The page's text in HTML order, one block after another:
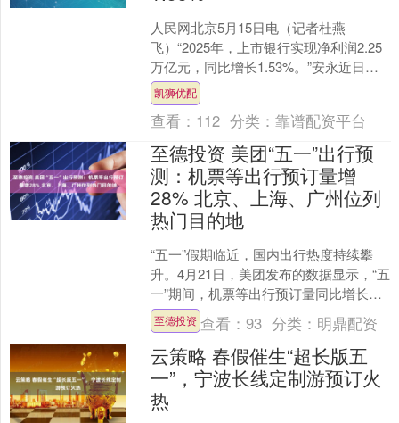
人民网北京5月15日电（记者杜燕
飞）“2025年，上市银行实现净利润2.25
万亿元，同比增长1.53%。”安永近日发
布的《中国上市银行2025年回顾及未来
展望》....
凯狮优配
查看： 112 分类：靠谱配资平台
至德投资 美团“五一”出行预
测：机票等出行预订量增
28% 北京、上海、广州位列
热门目的地
“五一”假期临近，国内出行热度持续攀
升。4月21日，美团发布的数据显示，“五
一”期间，机票等出行预订量同比增长
28%。叠加多地春假等因素，“住得更
久、玩得更深”....
至德投资 查看：93 分类： 明鼎配资
云策略 春假催生“超长版五
一”，宁波长线定制游预订火
热